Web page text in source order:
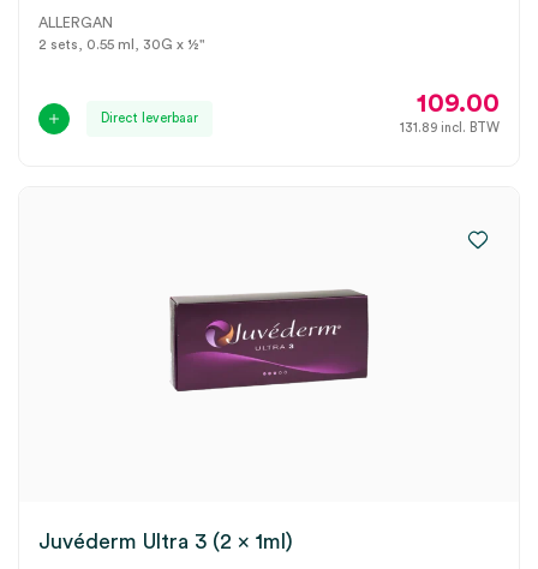
ALLERGAN
2 sets, 0.55 ml, 30G x ½"
Direct leverbaar
109.00
131.89 incl. BTW
Juvéderm Ultra 3 (2 x 1ml)